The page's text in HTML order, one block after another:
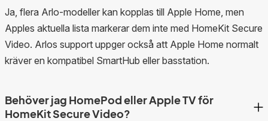
Ja, flera Arlo-modeller kan kopplas till Apple Home, men
Apples aktuella lista markerar dem inte med HomeKit Secure
Video. Arlos support uppger också att Apple Home normalt
kräver en kompatibel SmartHub eller basstation.
Behöver jag HomePod eller Apple TV för
HomeKit Secure Video?